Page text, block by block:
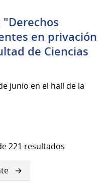
en privación
de Ciencias
junio en el hall de la
221 resultados